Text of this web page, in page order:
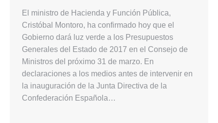
El ministro de Hacienda y Función Pública,
Cristóbal Montoro, ha confirmado hoy que el
Gobierno dará luz verde a los Presupuestos
Generales del Estado de 2017 en el Consejo de
Ministros del próximo 31 de marzo. En
declaraciones a los medios antes de intervenir en
la inauguración de la Junta Directiva de la
Confederación Española…